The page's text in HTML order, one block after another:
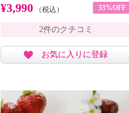
¥3,990 （税込） 33%OFF
2件のクチコミ
お気に入りに登録